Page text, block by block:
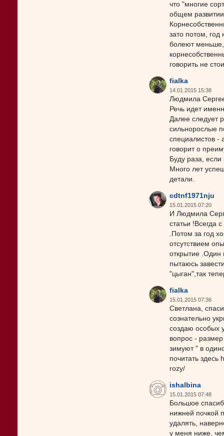
что "многие
общем
зато потом,
болеют
говорить не
fialka
14.01.2015 15:38
Людмила
Речь идет
Далее следует
сильнорослые
специалистов -
говорит о
Буду раза,
Много лет
детали.
cdtnf1971nju
15.01.2015 07:20
И Людмила
статьи !Всегда
.Потом за год
отсутствием
открытие .Один
пытаюсь
"цыган",так
fialka
15.01.2015 07:36
Светлана,
сознательно
создаю особых
вопрос -
зимуют " в
почитать
rozy/
ishalbina
15.01.2015 07:48
Большое
нижней почкой
удалять,
у меня ниже,